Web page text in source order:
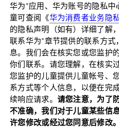
华为”应用、华为账号的隐私
童可查阅《华为消费者业务隐
的隐私声明（如有）详细了解
联系华为”章节提供的联系方
息。我们会在核实您或您监护
你们联系。请您理解，在核实
您监护的儿童提供儿童帐号、
系方式等个人信息，以便在完
续响应请求。 请您注意，为了
不准确，我们对于儿童某些信
许您修改或经过您同意后修改。